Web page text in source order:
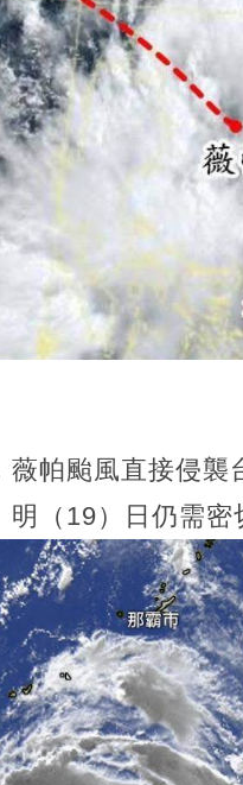
薇帕颱風直接侵
（19）日仍需密